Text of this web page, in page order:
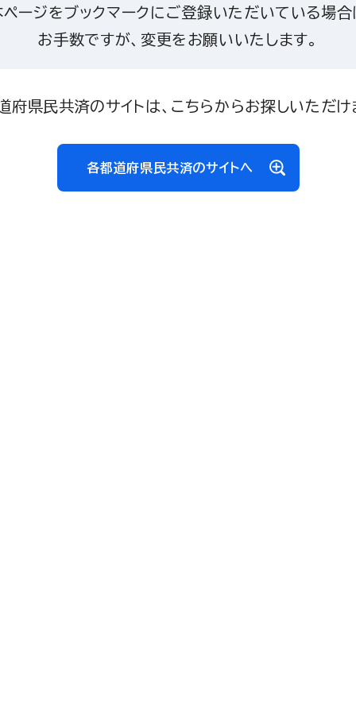
ページをブックマークにご登録いただいている場合
お手数ですが、変更をお願いいたします。
府県民共済のサイトは、こちらからお探しいただけ
各都道府県民共済のサイトへ